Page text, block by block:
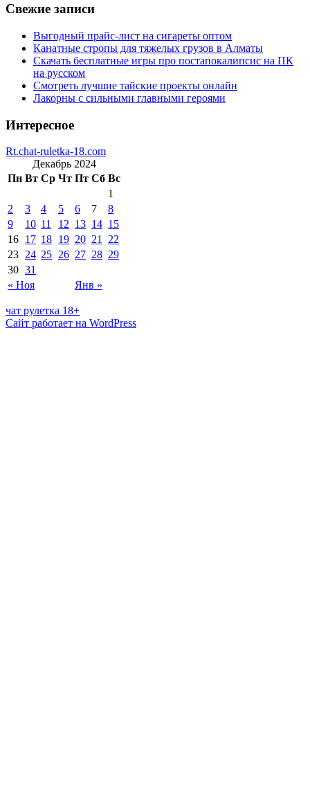
Свежие записи
Выгодный прайс-лист на сигареты оптом
Канатные стропы для тяжелых грузов в Алматы
Скачать бесплатные игры про постапокалипсис на ПК
на русском
Смотреть лучшие тайские проекты онлайн
Лакорны с сильными главными героями
Интересное
Rt.chat-ruletka-18.com
Декабрь 2024
Пн Вт Ср Чт Пт Сб Вс
« Ноя Янв »
1
2
3 4 5 6 7
8
9
10 11 12 13 14 15
16 17 18 19 20 21
22
23 24 25 26 27 28 29
30 31
чат рулетка 18+
Сайт работает на WordPress